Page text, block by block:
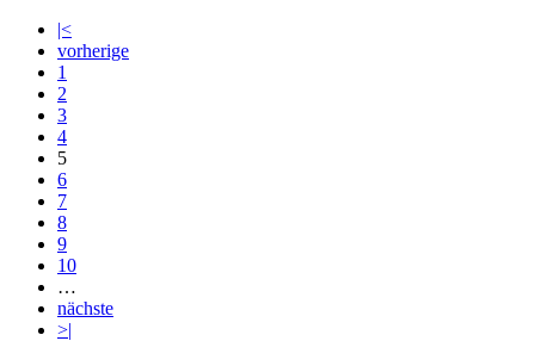
|<
vorherige
1
2
3
4
5
6
7
8
9
10
…
nächste
>|